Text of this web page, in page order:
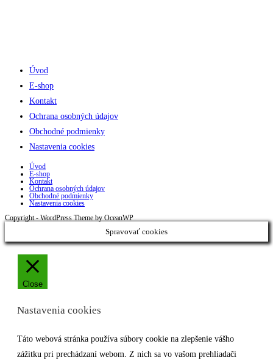
Úvod
E-shop
Kontakt
Ochrana osobných údajov
Obchodné podmienky
Nastavenia cookies
Úvod
E-shop
Kontakt
Ochrana osobných údajov
Obchodné podmienky
Nastavenia cookies
Copyright - WordPress Theme by OceanWP
Spravovať cookies
Close
Nastavenia cookies
Táto webová stránka používa súbory cookie na zlepšenie vášho
zážitku pri prechádzaní webom. Z nich sa vo vašom prehliadači